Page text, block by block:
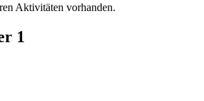
Aktivitäten vorhanden.
1